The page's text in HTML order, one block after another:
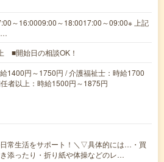
～16:0009:00～18:0017:00～09:00※ 上記
…
■開始日の相談OK！
1400円～1750円 / 介護福祉士：時給1700
者以上：時給1500円～1875円
日常生活をサポート！＼▽具体的には…・買
添ったり・折り紙や体操などのレ…